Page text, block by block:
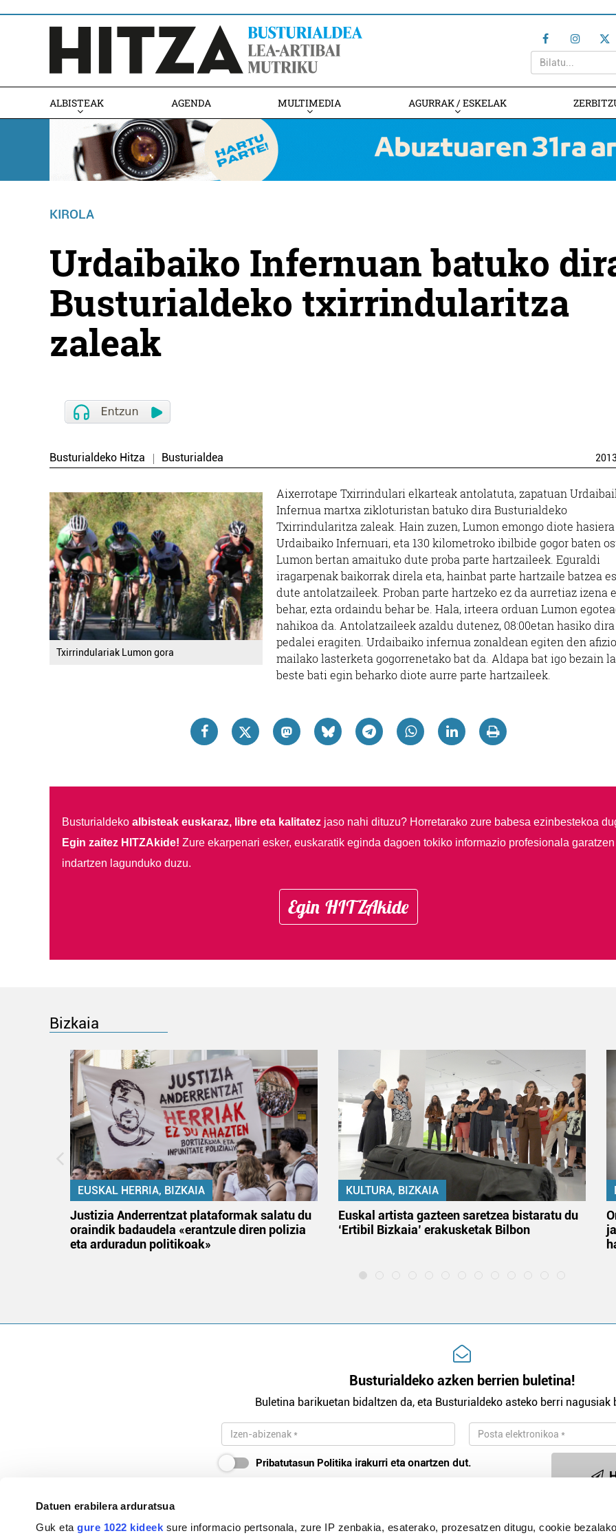
Datuen erabilera arduratsua
Guk etagure 1022 kideek sure informacio pertsonala, zure IP zenbakia, esaterako, prozesatzen ditugu, cookie
ALBISTEAK AGENDA MULTIMEDIA AGURRAK / ESKELAK
KIROLA
Urdaibaiko Infernuan batuko
Busturialdeko txirrindularitza
zaleak
Busturialdeko Hitza Busturialdea 2013
Txirrindulariak Lumon gora
Aixerrotape Txirrindulari elkarteak antolatuta, zapatuan
Infernua martxa zikloturistan batuko dira Busturialdeko
Txirrindularitza zaleak. Hain zuzen, Lumon emongo diote hasiera
Urdaibaiko Infernuari, eta 130 kilometroko ibilbide gogor baten
Lumon bertan amaituko dute proba parte hartzaileek. Eguraldi
iragarpenak baikorrak direla eta, hainbat parte hartzaile batzea
dute antolatzaileek. Proban parte hartzeko ez da aurretiaz izena
behar, ezta ordaindu behar be. Hala, irteera orduan Lumon
nahikoa da. Antolatzaileek azaldu dutenez, 08:00etan hasiko dira
pedalei eragiten. Urdaibaiko infernua zonaldean egiten den
mailako lasterketa gogorrenetako bat da. Aldapa bat igo bezain
beste bati egin beharko diote aurre parte hartzaileek.
Busturialdeko albisteak euskaraz, libre eta kalitatezjaso nahi dituzu? Horretarako zure babesa ezinbestekoa
Egin zaitez HITZAkide! Zure ekarpenari esker, euskaratik eginda dagoen tokiko informazio profesionala garatzen
indartzen lagunduko duzu.
Egin HITZAkide
Bizkaia
EUSKAL HERRIA, BIZKAIA
Justizia Anderrentzat plataformak salatu du
oraindik badaudela «erantzule diren polizia
eta arduradun politikoak»
KULTURA, BIZKAIA
Euskal artista gazteen saretzea bistaratu du
‘Ertibil Bizkaia’ erakusketak Bilbon
Busturialdeko azken berrien buletina!
Buletina barikuetan bidaltzen da, eta Busturialdeko asteko berri nagusiak
Pribatutasun Politika irakurri eta onartzen dut.